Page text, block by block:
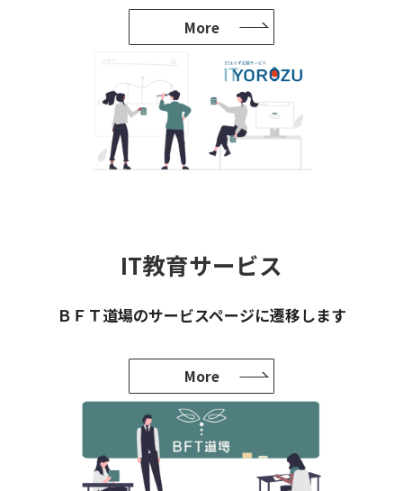
More
IT教育サービス
ＢＦＴ道場のサービスページに遷移します
More